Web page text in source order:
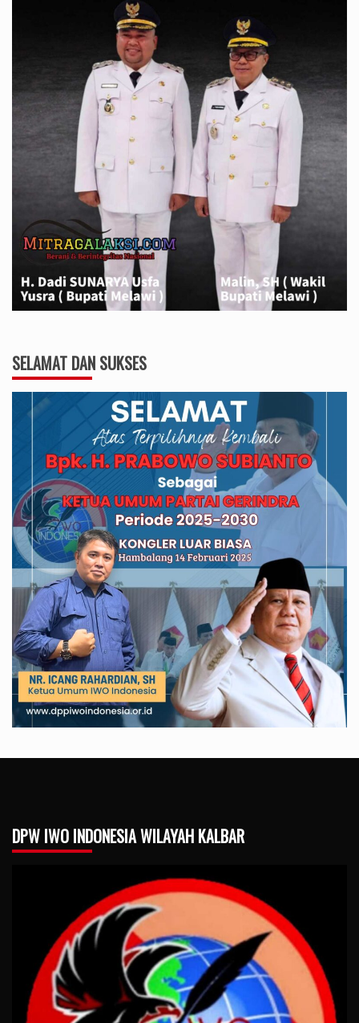
SELAMAT DAN SUKSES
DPW IWO INDONESIA WILAYAH KALBAR